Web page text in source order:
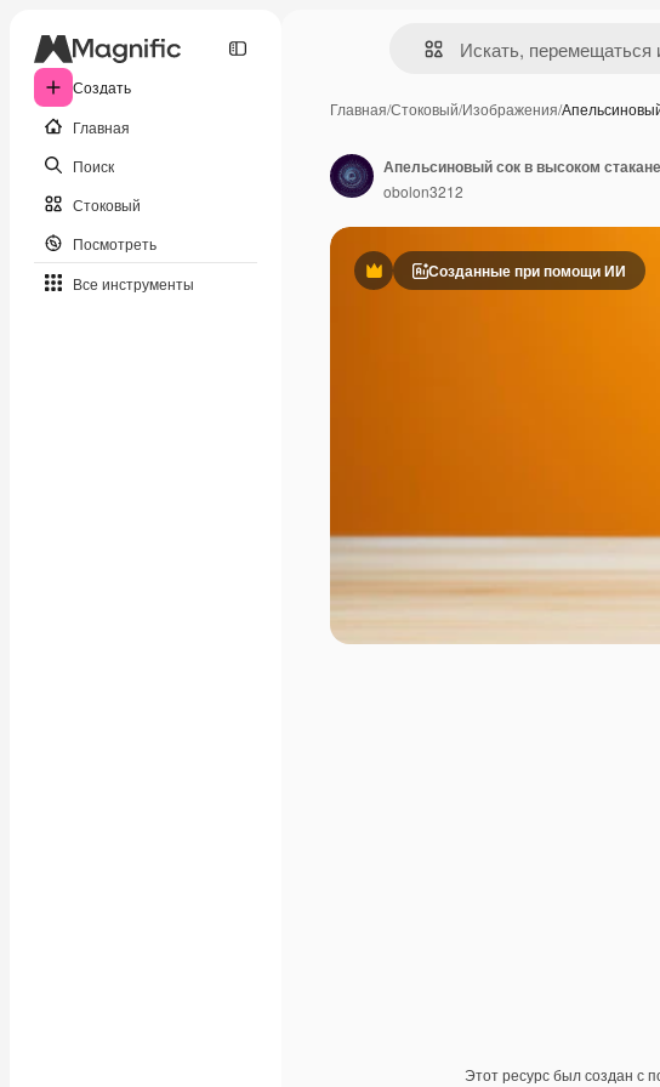
Создать
Главная
Поиск
Стоковый
Посмотреть
Все инструменты
Главная/Стоковый/Изображения/
ПремиумСозданные при помощи ИИ
Этот ресурс был создан с
Апельсиновый сок в высоком
obolon3212